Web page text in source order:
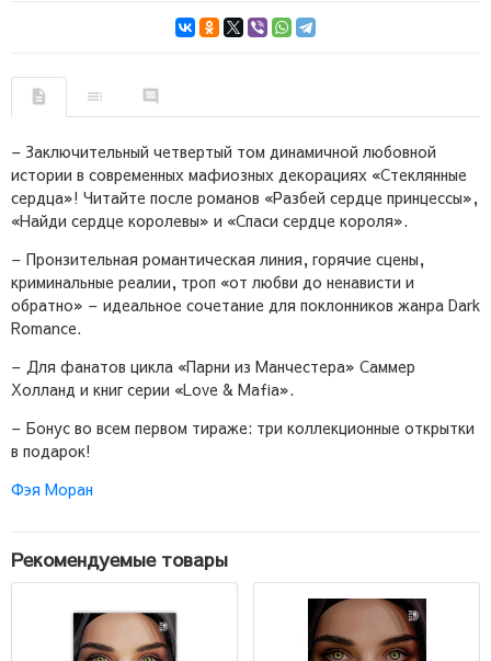
– Заключительный четвертый том динамичной любовной
истории в современных мафиозных декорациях «Стеклянные
сердца»! Читайте после романов «Разбей сердце принцессы»,
«Найди сердце королевы» и «Спаси сердце короля».
– Пронзительная романтическая линия, горячие сцены,
криминальные реалии, троп «от любви до ненависти и
обратно» – идеальное сочетание для поклонников жанра Dark
Romance.
– Для фанатов цикла «Парни из Манчестера» Саммер
Холланд и книг серии «Love & Mafia».
– Бонус во всем первом тираже: три коллекционные открытки
в подарок!
Фэя Моран
Рекомендуемые товары